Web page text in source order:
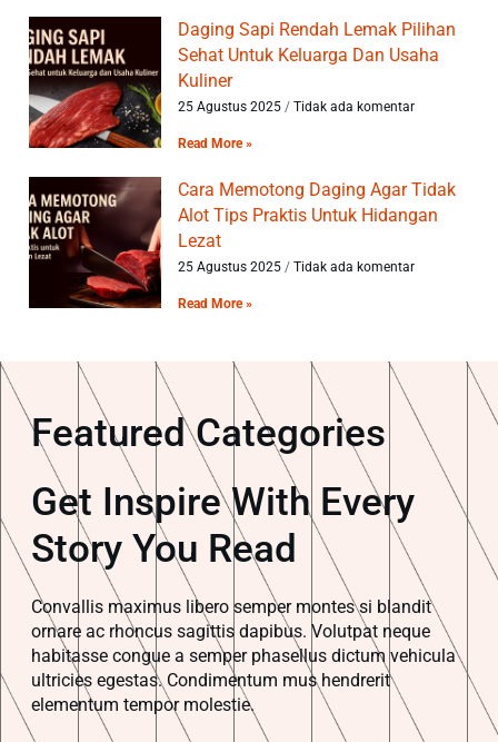
Daging Sapi Rendah Lemak Pilihan
Sehat Untuk Keluarga Dan Usaha
Kuliner
25 Agustus 2025 Tidak ada komentar
Read More »
Cara Memotong Daging Agar Tidak
Alot Tips Praktis Untuk Hidangan
Lezat
25 Agustus 2025 Tidak ada komentar
Read More »
Featured Categories
Get Inspire With Every
Story You Read
Convallis maximus libero semper montes si blandit
ornare ac rhoncus sagittis dapibus. Volutpat neque
habitasse congue a semper phasellus dictum vehicula
ultricies egestas. Condimentum mus hendrerit
elementum tempor molestie.